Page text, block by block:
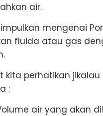
air.
mengenai
fluida atau gas
kita perhatikan
:
air yang akan